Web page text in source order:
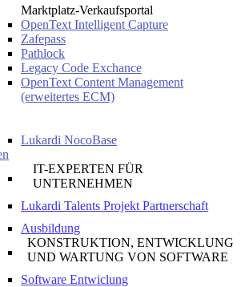
Marktplatz-Verkaufsportal
OpenText Intelligent Capture
Zafepass
Pathlock
Legacy Code Exchance
OpenText Content Management
(erweitertes ECM)
Lukardi NocoBase
IT-EXPERTEN FÜR
UNTERNEHMEN
Lukardi Talents Projekt Partnerschaft
Ausbildung
KONSTRUKTION, ENTWICKLUNG
UND WARTUNG VON SOFTWARE
Software Entwiclung